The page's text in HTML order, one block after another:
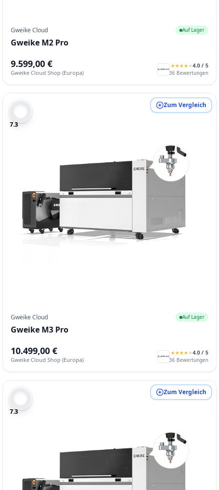
Gweike Cloud Auf Lager
Gweike M2 Pro
9.599,00 €
Gweike Cloud Shop (Europa)
★
★★
★★
★★
★ ★
★4.0 / 5
36 Bewertungen
7.3
Zum Vergleich
Gweike Cloud Auf Lager
Gweike M3 Pro
10.499,00 €
Gweike Cloud Shop (Europa)
★
★★
★★
★★
★ ★
★4.0 / 5
36 Bewertungen
7.3
Zum Vergleich